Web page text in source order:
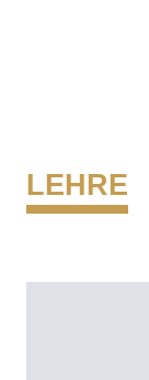
LEHRE